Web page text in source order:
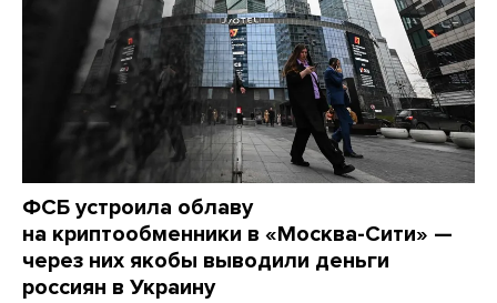
ФСБ устроила облаву
на криптообменники в «Москва-Сити» —
через них якобы выводили деньги
россиян в Украину